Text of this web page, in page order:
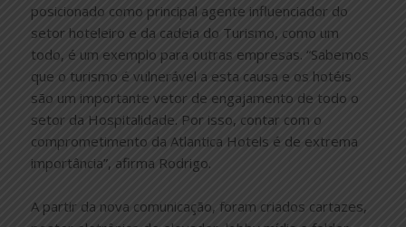
posicionado como principal agente influenciador do
setor hoteleiro e da cadeia do Turismo, como um
todo, é um exemplo para outras empresas. “Sabemos
que o turismo é vulnerável a esta causa e os hotéis
são um importante vetor de engajamento de todo o
setor da Hospitalidade. Por isso, contar com o
comprometimento da Atlantica Hotels é de extrema
importância”, afirma Rodrigo.
A partir da nova comunicação, foram criados cartazes,